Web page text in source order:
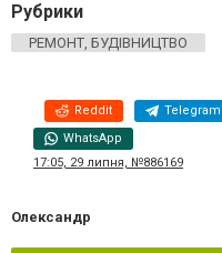
Рубрики
РЕМОНТ, БУДІВНИЦТВО
Reddit Telegram
WhatsApp
17:05, 29 липня, №886169
Олександр